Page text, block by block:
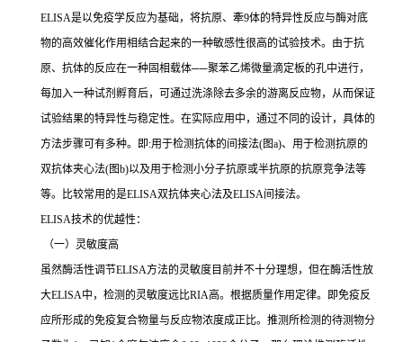
ELISA是以免疫学反应为基础，将抗原、牽9体的特异性反应与酶对底
物的高效催化作用相结合起来的一种敏感性很高的试验技术。由于抗
原、抗体的反应在一种固相载体──聚苯乙烯微量滴定板的孔中进行，
每加入一种试剂孵育后，可通过洗涤除去多余的游离反应物，从而保证
试验结果的特异性与稳定性。在实际应用中，通过不同的设计，具体的
方法步骤可有多种。即:用于检测抗体的间接法(图a)、用于检测抗原的
双抗体夹心法(图b)以及用于检测小分子抗原或半抗原的抗原竞争法等
等。比较常用的是ELISA双抗体夹心法及ELISA间接法。
ELISA技术的优越性：
（一）灵敏度高
虽然酶活性调节ELISA方法的灵敏度目前并不十分理想，但在酶活性放
大ELISA中，检测的灵敏度远比RIA高。根据质量作用定律。即免疫反
应所形成的免疫复合物量与反应物浓度成正比。推测所检测的待测物分